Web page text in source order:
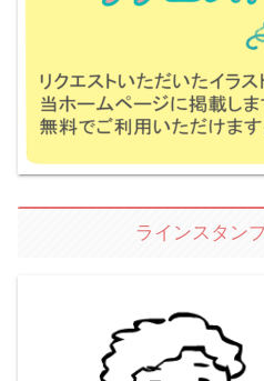
ラインスタン